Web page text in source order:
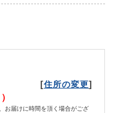
[住所の変更]
お届けに時間を頂く場合がござ